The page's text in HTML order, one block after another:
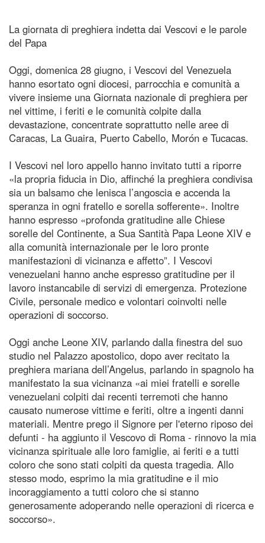
La giornata di preghiera indetta dai Vescovi e le parole
del Papa
Oggi, domenica 28 giugno, i Vescovi del Venezuela
hanno esortato ogni diocesi, parrocchia e comunità a
vivere insieme una Giornata nazionale di preghiera per
nel vittime, i feriti e le comunità colpite dalla
devastazione, concentrate soprattutto nelle aree di
Caracas, La Guaira, Puerto Cabello, Morón e Tucacas.
I Vescovi nel loro appello hanno invitato tutti a riporre
«la propria fiducia in Dio, affinché la preghiera condivisa
sia un balsamo che lenisca l’angoscia e accenda la
speranza in ogni fratello e sorella sofferente». Inoltre
hanno espresso «profonda gratitudine alle Chiese
sorelle del Continente, a Sua Santità Papa Leone XIV e
alla comunità internazionale per le loro pronte
manifestazioni di vicinanza e affetto”. I Vescovi
venezuelani hanno anche espresso gratitudine per il
lavoro instancabile di servizi di emergenza. Protezione
Civile, personale medico e volontari coinvolti nelle
operazioni di soccorso.
Oggi anche Leone XIV, parlando dalla finestra del suo
studio nel Palazzo apostolico, dopo aver recitato la
preghiera mariana dell’Angelus, parlando in spagnolo ha
manifestato la sua vicinanza «ai miei fratelli e sorelle
venezuelani colpiti dai recenti terremoti che hanno
causato numerose vittime e feriti, oltre a ingenti danni
materiali. Mentre prego il Signore per l'eterno riposo dei
defunti - ha aggiunto il Vescovo di Roma - rinnovo la mia
vicinanza spirituale alle loro famiglie, ai feriti e a tutti
coloro che sono stati colpiti da questa tragedia. Allo
stesso modo, esprimo la mia gratitudine e il mio
incoraggiamento a tutti coloro che si stanno
generosamente adoperando nelle operazioni di ricerca e
soccorso».